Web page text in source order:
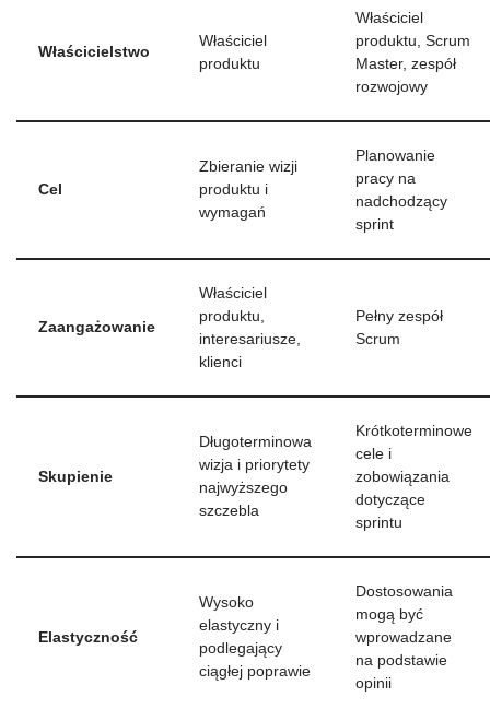
Właścicielstwo
Właściciel
produktu
Właściciel
produktu, Scrum
Master, zespół
rozwojowy
Cel
Zbieranie wizji
produktu i
wymagań
Planowanie
pracy na
nadchodzący
sprint
Zaangażowanie
Właściciel
produktu,
interesariusze,
klienci
Pełny zespół
Scrum
Skupienie
Długoterminowa
wizja i priorytety
najwyższego
szczebla
Krótkoterminowe
cele i
zobowiązania
dotyczące
sprintu
Elastyczność
Wysoko
elastyczny i
podlegający
ciągłej poprawie
Dostosowania
mogą być
wprowadzane
na podstawie
opinii